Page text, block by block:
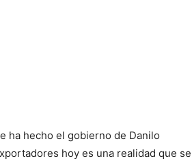
ha hecho el gobierno de Danilo
hoy es una realidad que se